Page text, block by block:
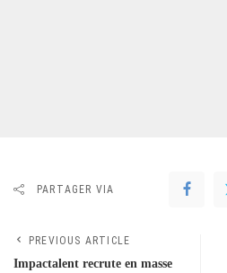
PARTAGER VIA
PREVIOUS ARTICLE
Impactalent recrute en masse